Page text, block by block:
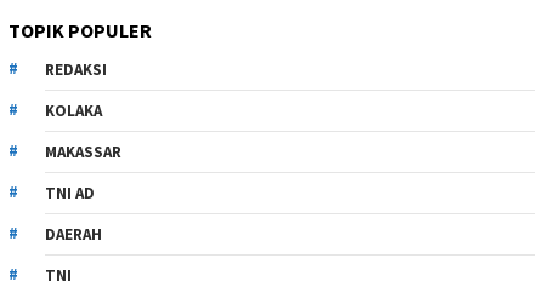
TOPIK POPULER
REDAKSI
KOLAKA
MAKASSAR
TNI AD
DAERAH
TNI